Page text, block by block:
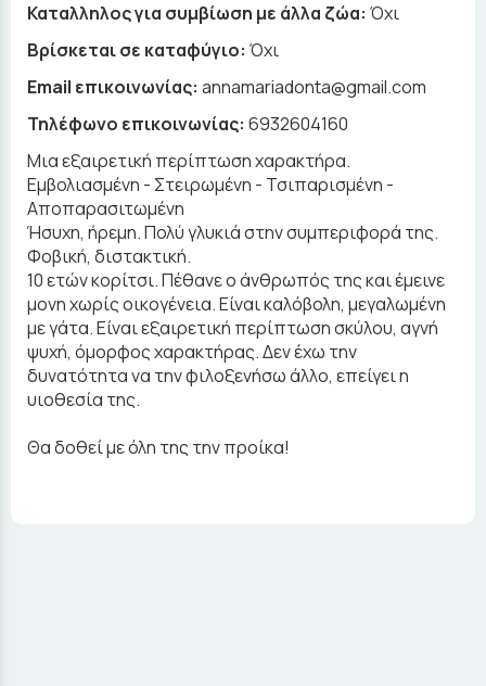
Καταλληλος για συμβίωση με άλλα ζώα: Όχι
Βρίσκεται σε καταφύγιο: Όχι
Email επικοινωνίας: annamariadonta@gmail.com
Τηλέφωνο επικοινωνίας: 6932604160
Μια εξαιρετική περίπτωση χαρακτήρα.
Εμβολιασμένη - Στειρωμένη - Τσιπαρισμένη -
Αποπαρασιτωμένη
Ήσυχη, ήρεμη. Πολύ γλυκιά στην συμπεριφορά της.
Φοβική, διστακτική.
10 ετών κορίτσι. Πέθανε ο άνθρωπός της και έμεινε
μονη χωρίς οικογένεια. Είναι καλόβολη, μεγαλωμένη
με γάτα. Είναι εξαιρετική περίπτωση σκύλου, αγνή
ψυχή, όμορφος χαρακτήρας. Δεν έχω την
δυνατότητα να την φιλοξενήσω άλλο, επείγει η
υιοθεσία της.
Θα δοθεί με όλη της την προίκα!